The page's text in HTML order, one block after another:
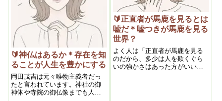
🔰神仏はあるか＊存在を知
ることが人生を豊かにする
岡田茂吉は元々唯物主義者だっ
たと言われています。神社の御
神体や寺院の御仏像までも人の
🔰正直者が馬鹿を見るとは
嘘だ＊嘘つきが馬鹿を見る
世界？
よく人は「正直者が馬鹿を見る
のだから、多少は人を欺くぐら
いの強かさはあった方がいい」